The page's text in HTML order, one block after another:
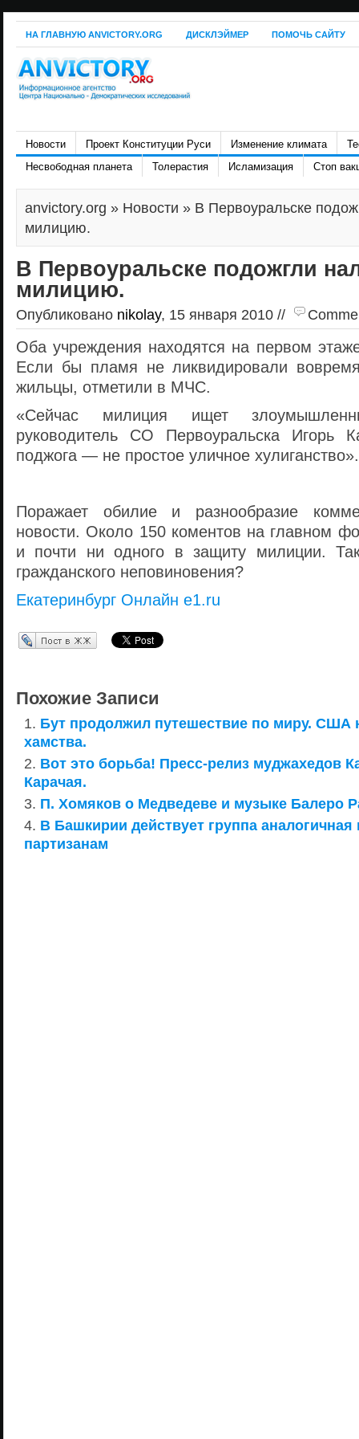
НА ГЛАВНУЮ ANVICTORY.ORG ДИСКЛЭЙМЕР ПОМОЧЬ САЙТУ
Новости Проект Конституции Руси Изменение климата
Несвободная планета
Толерастия Исламизация Стоп
anvictory.org » Новости » В Первоуральске
милицию.
В Первоуральске подожгли
милицию.
Опубликовано nikolay, 15 января 2010 //
Оба учреждения находятся на первом
Если бы пламя не ликвидировали
жильцы, отметили в МЧС.
«Сейчас милиция ищет
руководитель СО Первоуральска
поджога — не простое уличное
Поражает обилие и разнообразие
новости. Около 150 коментов на главном
и почти ни одного в защиту милиции.
гражданского неповиновения?
Екатеринбург Онлайн e1.ru
Перепост в ЖЖ
Похожие Записи
Бут продолжил путешествие по миру. США
хамства.
Вот это борьба! Пресс-релиз муджахедов
Карачая.
П. Хомяков о Медведеве и музыке Балеро
В Башкирии действует группа
партизанам